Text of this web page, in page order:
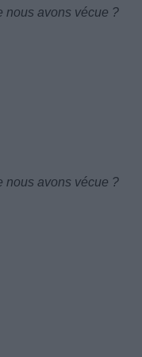
nous avons vécue ?
nous avons vécue ?